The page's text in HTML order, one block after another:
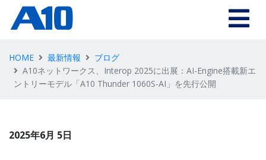
HOME 最新情報
ブログ
A10ネットワークス、Interop 2025に出展：AI-Engine搭載新エ
ントリーモデル「A10 Thunder 1060S-AI」を先行公開
2025年6月 5日